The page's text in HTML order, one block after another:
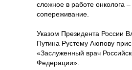
сложное в работе онколога –
сопереживание.
Указом Президента России
Путина Рустему Аюпову
«Заслуженный врач
Федерации».